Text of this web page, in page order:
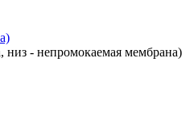
низ - непромокаемая мембрана)